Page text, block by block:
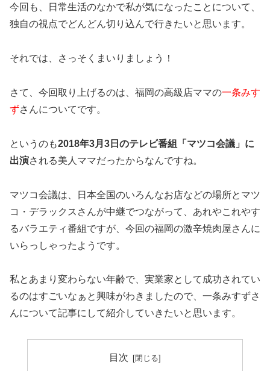
今回も、日常生活のなかで私が気になったことについて、
独自の視点でどんどん切り込んで行きたいと思います。
それでは、さっそくまいりましょう！
さて、今回取り上げるのは、福岡の高級店ママの一条みす
ずさんについてです。
というのも2018年3月3日のテレビ番組「マツコ会議」に
出演される美人ママだったからなんですね。
マツコ会議は、日本全国のいろんなお店などの場所とマツ
コ・デラックスさんが中継でつながって、あれやこれやす
るバラエティ番組ですが、今回の福岡の激辛焼肉屋さんに
いらっしゃったようです。
私とあまり変わらない年齢で、実業家として成功されてい
るのはすごいなぁと興味がわきましたので、一条みすずさ
んについて記事にして紹介していきたいと思います。
目次